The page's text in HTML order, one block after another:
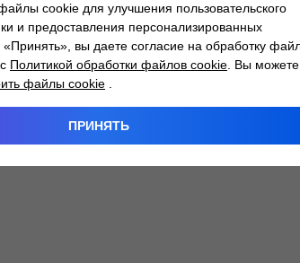
while loading atlantm.by (see the
cookie для улучшения пользовательского
и предоставления персонализированных
вы даете согласие на обработку
Политикой обработки файлов cookie . Вы можете
файлы cookie
ПРИНЯТЬ